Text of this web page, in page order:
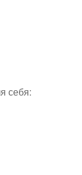
себя: